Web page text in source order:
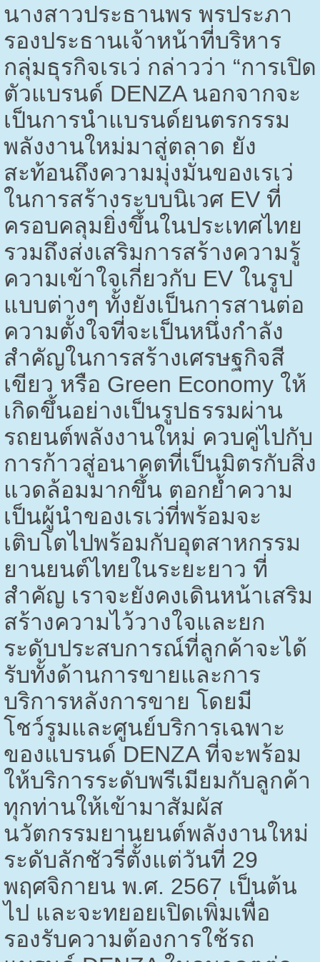
นางสาวประธานพร พรประภา
รองประธานเจ้าหน้าที่บริหาร
กลุ่มธุรกิจเรเว่ กล่าวว่า “การเปิด
ตัวแบรนด์ DENZA นอกจากจะ
เป็นการนำแบรนด์ยนตรกรรม
พลังงานใหม่มาสู่ตลาด ยัง
สะท้อนถึงความมุ่งมั่นของเรเว่
ในการสร้างระบบนิเวศ EV ที่
ครอบคลุมยิ่งขึ้นในประเทศไทย
รวมถึงส่งเสริมการสร้างความรู้
ความเข้าใจเกี่ยวกับ EV ในรูป
แบบต่างๆ ทั้งยังเป็นการสานต่อ
ความตั้งใจที่จะเป็นหนึ่งกำลัง
สำคัญในการสร้างเศรษฐกิจสี
เขียว หรือ Green Economy ให้
เกิดขึ้นอย่างเป็นรูปธรรมผ่าน
รถยนต์พลังงานใหม่ ควบคู่ไปกับ
การก้าวสู่อนาคตที่เป็นมิตรกับสิ่ง
แวดล้อมมากขึ้น ตอกย้ำความ
เป็นผู้นำของเรเว่ที่พร้อมจะ
เติบโตไปพร้อมกับอุตสาหกรรม
ยานยนต์ไทยในระยะยาว ที่
สำคัญ เราจะยังคงเดินหน้าเสริม
สร้างความไว้วางใจและยก
ระดับประสบการณ์ที่ลูกค้าจะได้
รับทั้งด้านการขายและการ
บริการหลังการขาย โดยมี
โชว์รูมและศูนย์บริการเฉพาะ
ของแบรนด์ DENZA ที่จะพร้อม
ให้บริการระดับพรีเมียมกับลูกค้า
ทุกท่านให้เข้ามาสัมผัส
นวัตกรรมยานยนต์พลังงานใหม่
ระดับลักชัวรี่ตั้งแต่วันที่ 29
พฤศจิกายน พ.ศ. 2567 เป็นต้น
ไป และจะทยอยเปิดเพิ่มเพื่อ
รองรับความต้องการใช้รถ